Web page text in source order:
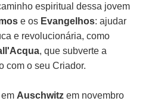
espiritual dessa jovem
e os Evangelhos: ajudar
e revolucionária, como
, que subverte a
com o seu Criador.
Auschwitzem novembro